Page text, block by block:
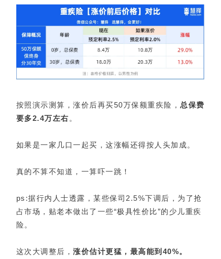
按照演示测算，涨价后再买50万保额重疾险， 总保费
要多2.4万左右 。
如果是一家几口一起买，这涨幅还得按人头加成。
真的不算不知道，一算吓一跳！
ps:据行内人士透露，某些保司2.5%下调后，为了抢
占市场，贴老本做出了一些“极具性价比”的少儿重疾
险。
这次大调整后，涨价估计更猛，最高能到40%。